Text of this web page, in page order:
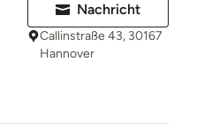
Nachricht
Callinstraße 43, 30167
Hannover